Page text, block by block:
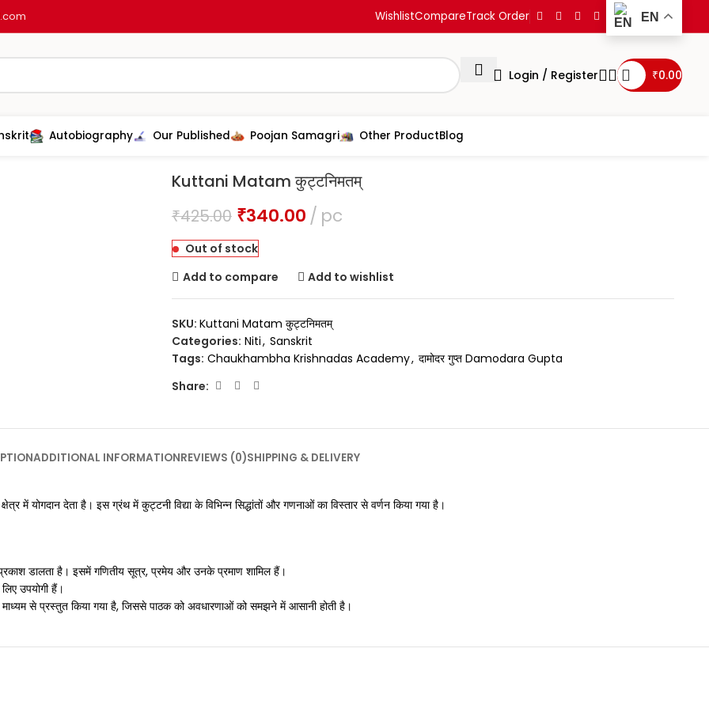
WishlistCompareTrack Order EN
Login / Register ₹0.00
Autobiography Our Published Poojan Samagri Other ProductBlog
Home Sanskrit Niti Kuttani Matam कुट्टनिमतम्
Kuttani Matam कुट्टनिमतम्
₹425.00 ₹340.00 pc
Out of stock
Add to compare
Add to wishlist
SKU: Kuttani Matam कुट्टनिमतम्
Categories: Niti, Sanskrit
Tags: Chaukhambha Krishnadas Academy, दामोदर गुप्त Damodara Gupta
Share:
ADDITIONAL INFORMATIONREVIEWS (0)SHIPPING & DELIVERY
देता है। इस ग्रंथ में कुट्टनी विद्या के विभिन्न सिद्धांतों और गणनाओं का विस्तार से वर्णन किया गया है।
डालता है। इसमें गणितीय सूत्र, प्रमेय और उनके प्रमाण शामिल हैं।
उपयोगी हैं।
से प्रस्तुत किया गया है, जिससे पाठक को अवधारणाओं को समझने में आसानी होती है।